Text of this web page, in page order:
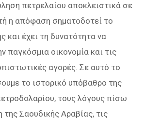
πετρελαίου αποκλειστικά σε
η απόφαση σηματοδοτεί το
και έχει τη δυνατότητα να
παγκόσμια οικονομία και τις
αγορές. Σε αυτό το
το ιστορικό υπόβαθρο της
τους λόγους πίσω
Σαουδικής Αραβίας, τις